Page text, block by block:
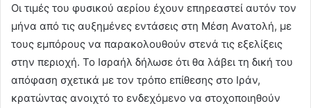
Οι τιμές του φυσικού αερίου έχουν επηρεαστεί αυτόν τον
μήνα από τις αυξημένες εντάσεις στη Μέση Ανατολή, με
τους εμπόρους να παρακολουθούν στενά τις εξελίξεις
στην περιοχή. Το Ισραήλ δήλωσε ότι θα λάβει τη δική του
απόφαση σχετικά με τον τρόπο επίθεσης στο Ιράν,
κρατώντας ανοιχτό το ενδεχόμενο να στοχοποιηθούν